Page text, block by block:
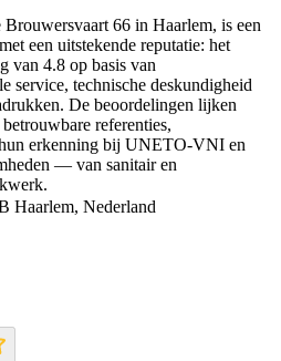
66 in Haarlem, is een
een uitstekende reputatie: het
van 4.8 op basis van
service, technische deskundigheid
De beoordelingen lijken
referenties,
erkenning bij UNETO‑VNI en
— van sanitair en
Haarlem, Nederland